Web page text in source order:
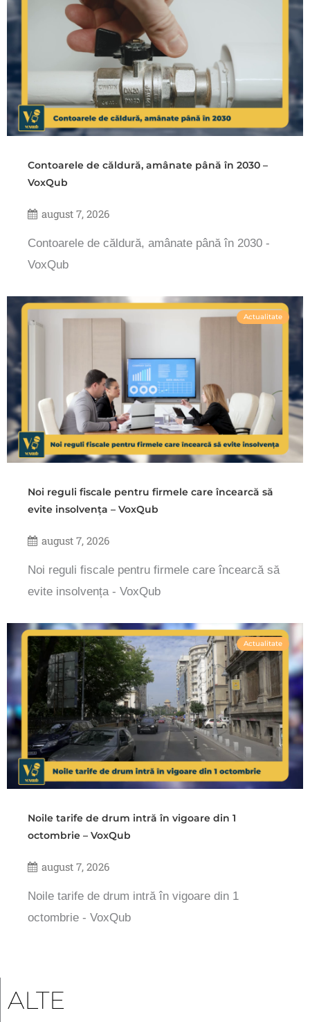
Contoarele de căldură, amânate până în 2030 –
VoxQub
august 7, 2026
Contoarele de căldură, amânate până în 2030 -
VoxQub
Actualitate
Noi reguli fiscale pentru firmele care încearcă să
evite insolvența – VoxQub
august 7, 2026
Noi reguli fiscale pentru firmele care încearcă să
evite insolvența - VoxQub
Actualitate
Noile tarife de drum intră în vigoare din 1
octombrie – VoxQub
august 7, 2026
Noile tarife de drum intră în vigoare din 1
octombrie - VoxQub
ALTE